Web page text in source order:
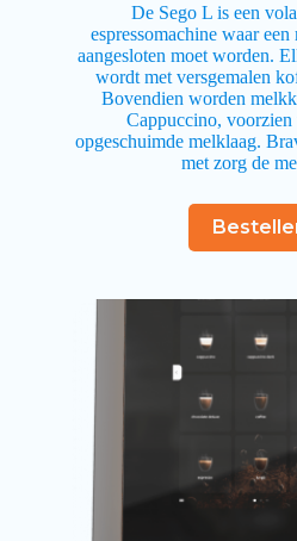
De Sego L is een
espressomachine waar
aangesloten moet worden.
wordt met versgemalen
Bovendien worden
Cappuccino, voorzien
opgeschuimde melklaag.
met zorg de